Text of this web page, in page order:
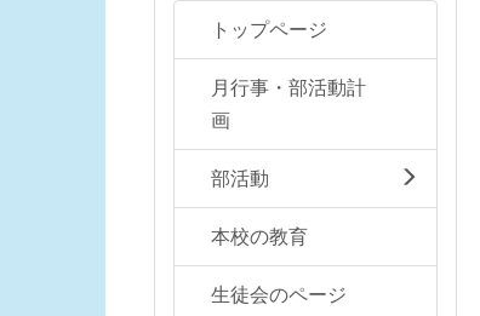
トップページ
月行事・部活動計
画
部活動
本校の教育
生徒会のページ